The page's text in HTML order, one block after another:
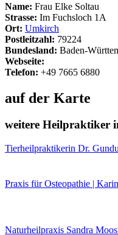
Name: Frau Elke Soltau
Strasse: Im Fuchsloch 1A
Ort: Umkirch
Postleitzahl: 79224
Bundesland: Baden-
Webseite:
Telefon: +49 7665 6880
auf der Karte
weitere Heilpraktiker
Tierheilpraktikerin Dr.
Praxis für Osteopathie |
Naturheilpraxis Sandra